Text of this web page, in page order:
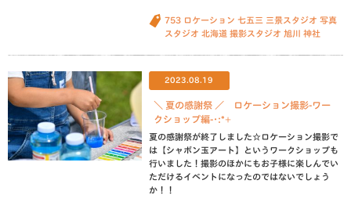
753 ロケーション 七五三 三景スタジオ 写真
スタジオ 北海道 撮影スタジオ 旭川 神社
2023.08.19
＼ 夏の感謝祭 ／ ロケーション撮影-ワー
クショップ編-･:*+
夏の感謝祭が終了しました☆ロケーション撮影で
は【シャボン玉アート】というワークショップも
行いました！撮影のほかにもお子様に楽しんでい
ただけるイベントになったのではないでしょう
か！！